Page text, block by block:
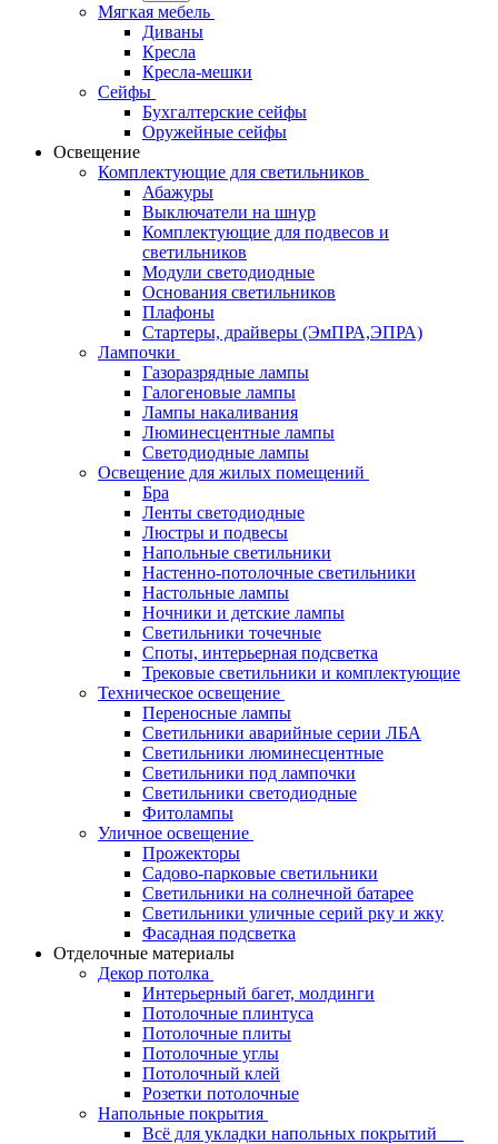
Мягкая мебель
Диваны
Кресла
Кресла-мешки
Сейфы
Бухгалтерские сейфы
Оружейные сейфы
Освещение
Комплектующие для светильников
Абажуры
Выключатели на шнур
Комплектующие для подвесов и
светильников
Модули светодиодные
Основания светильников
Плафоны
Стартеры, драйверы (ЭмПРА,ЭПРА)
Лампочки
Газоразрядные лампы
Галогеновые лампы
Лампы накаливания
Люминесцентные лампы
Светодиодные лампы
Освещение для жилых помещений
Бра
Ленты светодиодные
Люстры и подвесы
Напольные светильники
Настенно-потолочные светильники
Настольные лампы
Ночники и детские лампы
Светильники точечные
Споты, интерьерная подсветка
Трековые светильники и комплектующие
Техническое освещение
Переносные лампы
Светильники аварийные серии ЛБА
Светильники люминесцентные
Светильники под лампочки
Светильники светодиодные
Фитолампы
Уличное освещение
Прожекторы
Садово-парковые светильники
Светильники на солнечной батарее
Светильники уличные серий рку и жку
Фасадная подсветка
Отделочные материалы
Декор потолка
Интерьерный багет, молдинги
Потолочные плинтуса
Потолочные плиты
Потолочные углы
Потолочный клей
Розетки потолочные
Напольные покрытия
Всё для укладки напольных покрытий